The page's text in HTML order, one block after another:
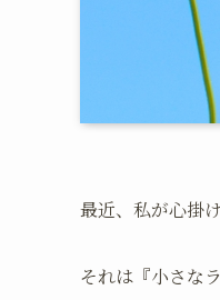
最近、私が心掛
それは『小さな